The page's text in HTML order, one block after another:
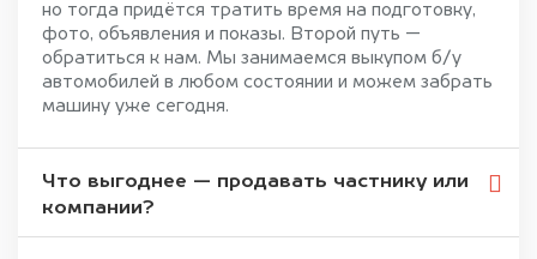
но тогда придётся тратить время на подготовку,
фото, объявления и показы. Второй путь —
обратиться к нам. Мы занимаемся выкупом б/у
автомобилей в любом состоянии и можем забрать
машину уже сегодня.
Что выгоднее — продавать частнику или
компании?